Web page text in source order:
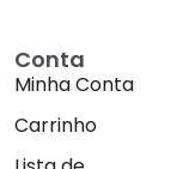
Conta
Minha Conta
Carrinho